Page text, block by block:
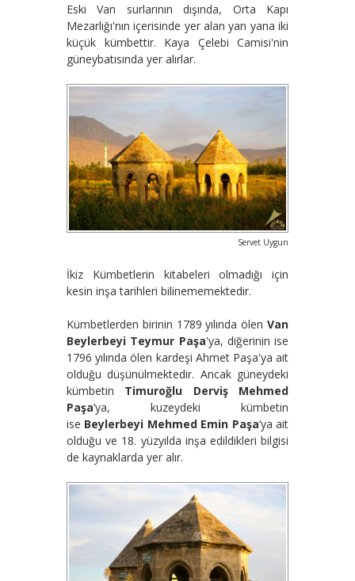
Eski Van surlarının dışında, Orta Kapı
Mezarlığı'nın içerisinde yer alan yan yana iki
küçük kümbettir. Kaya Çelebi Camisi'nin
güneybatısında yer alırlar.
Servet Uygun
İkiz Kümbetlerin kitabeleri olmadığı için
kesin inşa tarihleri bilinememektedir.
Kümbetlerden birinin 1789 yılında ölen Van
Beylerbeyi Teymur Paşa'ya, diğerinin ise
1796 yılında ölen kardeşi Ahmet Paşa'ya ait
olduğu düşünülmektedir. Ancak güneydeki
kümbetin Timuroğlu Derviş Mehmed
Paşa’ya, kuzeydeki kümbetin
ise Beylerbeyi Mehmed Emin Paşa’ya ait
olduğu ve 18. yüzyılda inşa edildikleri bilgisi
de kaynaklarda yer alır.